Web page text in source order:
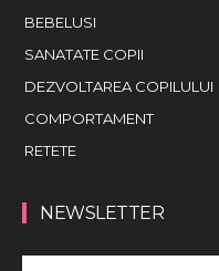
BEBELUSI
SANATATE COPII
DEZVOLTAREA COPILULUI
COMPORTAMENT
RETETE
NEWSLETTER